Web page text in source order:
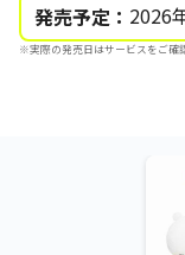
発売予定： 2026
※実際の発売日はサービスをご確